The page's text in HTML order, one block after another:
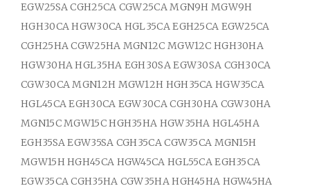
EGW25SA CGH25CA CGW25CA MGN9H MGW9H
HGH30CA HGW30CA HGL35CA EGH25CA EGW25CA
CGH25HA CGW25HA MGN12C MGW12C HGH30HA
HGW30HA HGL35HA EGH30SA EGW30SA CGH30CA
CGW30CA MGN12H MGW12H HGH35CA HGW35CA
HGL45CA EGH30CA EGW30CA CGH30HA CGW30HA
MGN15C MGW15C HGH35HA HGW35HA HGL45HA
EGH35SA EGW35SA CGH35CA CGW35CA MGN15H
MGW15H HGH45CA HGW45CA HGL55CA EGH35CA
EGW35CA CGH35HA CGW35HA HGH45HA HGW45HA